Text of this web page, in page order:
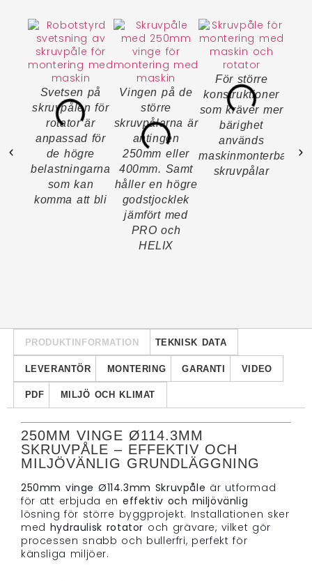
Svetsen på
skruvpålen för
rotator är
anpassad för
de högre
belastningarna
som kan
komma att bli
Vingen på de
större
skruvpålarna är
antingen
250mm eller
400mm. Samt
håller en högre
godstjocklek
jämfört med
PRO och
HELIX
För större
konstruktioner
som kräver mer
bärighet
används
maskinmonterbara
skruvpålar
PRODUKTINFORMATION TEKNISK DATA
LEVERANTÖR MONTERING GARANTI VIDEO
PDF MILJÖ OCH KLIMAT
250MM VINGE Ø114.3MM
SKRUVPÅLE – EFFEKTIV OCH
MILJÖVÄNLIG GRUNDLÄGGNING
250mm vinge Ø114.3mm Skruvpåle är utformad
för att erbjuda en effektiv och miljövänlig
lösning för större byggprojekt. Installationen sker
med hydraulisk rotator och grävare, vilket gör
processen snabb och bullerfri, perfekt för
känsliga miljöer.